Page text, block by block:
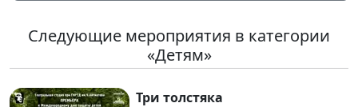
Следующие мероприятия в категории
«Детям»
Три толстяка